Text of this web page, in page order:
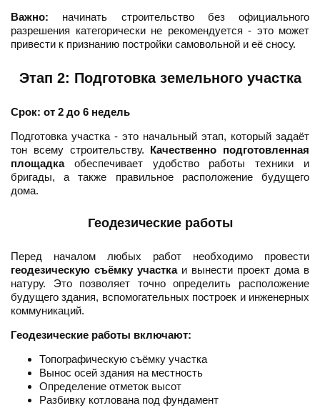
Важно: начинать строительство без официального
разрешения категорически не рекомендуется - это может
привести к признанию постройки самовольной и её сносу.
Этап 2: Подготовка земельного участка
Срок: от 2 до 6 недель
Подготовка участка - это начальный этап, который задаёт
тон всему строительству. Качественно подготовленная
площадкаобеспечивает удобство работы техники и
бригады, а также правильное расположение будущего
дома.
Геодезические работы
Перед началом любых работ необходимо провести
геодезическую съёмку участкаи вынести проект дома в
натуру. Это позволяет точно определить расположение
будущего здания, вспомогательных построек и инженерных
коммуникаций.
Геодезические работы включают:
Топографическую съёмку участка
Вынос осей здания на местность
Определение отметок высот
Разбивку котлована под фундамент